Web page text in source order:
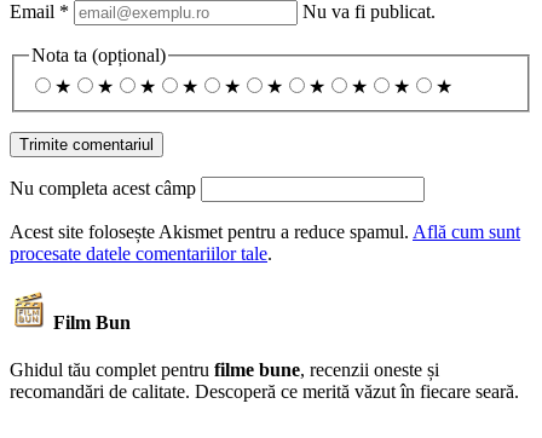
Email * Nu va fi publicat.
Nota ta (opțional)
★
★ ★ ★ ★ ★ ★ ★ ★ ★
Nu completa acest câmp
Acest site folosește Akismet pentru a reduce spamul. Află cum sunt
procesate datele comentariilor tale.
Film Bun
Ghidul tău complet pentru filme bune, recenzii oneste și
recomandări de calitate. Descoperă ce merită văzut în fiecare seară.